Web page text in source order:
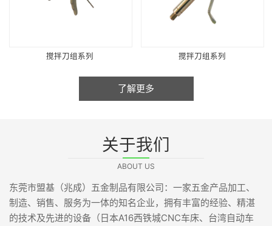
搅拌刀组系列 搅拌刀组系列
了解更多
关于我们
ABOUT US
东莞市盟基（兆成）五金制品有限公司：一家五金产品加工、
制造、销售、服务为一体的知名企业，拥有丰富的经验、精湛
的技术及先进的设备（日本A16西铁城CNC车床、台湾自动车